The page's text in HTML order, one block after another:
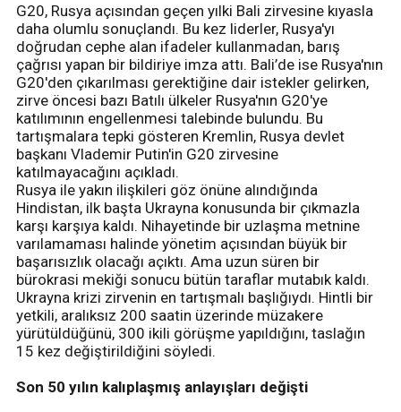
G20, Rusya açısından geçen yılki Bali zirvesine kıyasla
daha olumlu sonuçlandı. Bu kez liderler, Rusya'yı
doğrudan cephe alan ifadeler kullanmadan, barış
çağrısı yapan bir bildiriye imza attı. Bali’de ise Rusya'nın
G20'den çıkarılması gerektiğine dair istekler gelirken,
zirve öncesi bazı Batılı ülkeler Rusya'nın G20'ye
katılımının engellenmesi talebinde bulundu. Bu
tartışmalara tepki gösteren Kremlin, Rusya devlet
başkanı Vlademir Putin'in G20 zirvesine
katılmayacağını açıkladı.
Rusya ile yakın ilişkileri göz önüne alındığında
Hindistan, ilk başta Ukrayna konusunda bir çıkmazla
karşı karşıya kaldı. Nihayetinde bir uzlaşma metnine
varılamaması halinde yönetim açısından büyük bir
başarısızlık olacağı açıktı. Ama uzun süren bir
bürokrasi mekiği sonucu bütün taraflar mutabık kaldı.
Ukrayna krizi zirvenin en tartışmalı başlığıydı. Hintli bir
yetkili, aralıksız 200 saatin üzerinde müzakere
yürütüldüğünü, 300 ikili görüşme yapıldığını, taslağın
15 kez değiştirildiğini söyledi.
Son 50 yılın kalıplaşmış anlayışları değişti